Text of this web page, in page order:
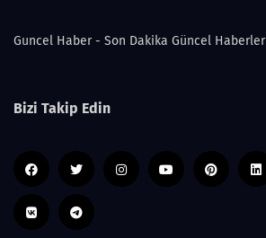
Guncel Haber - Son Dakika Güncel Haberler
Bizi Takip Edin